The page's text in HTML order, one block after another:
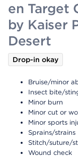
en Target
by Kaiser
Desert
Drop-in okay
Bruise/minor
Insect bite/
Minor burn
Minor cut or
Minor sports
Sprains/strains
Stitch/suture/
Wound check